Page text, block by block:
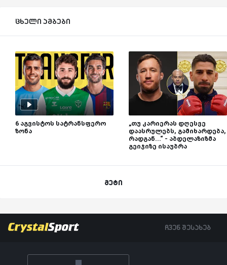
ცხელი ამბები
6 აგვისტოს სატრანსფერო
ზონა
„თუ კარიერას დღესვე
დაასრულებს, გამიხარდება,
რადგან...“ - აბდელაზიზმა
გეიჯიზე ისაუბრა
მეტი
ჩვენ შესახებ